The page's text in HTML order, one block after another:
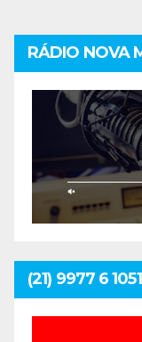
RÁDIO NOVA
(21) 9977 6 1051